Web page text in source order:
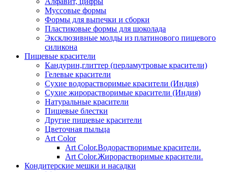
Муссовые формы
Формы для выпечки и сборки
Пластиковые формы для шоколада
Эксклюзивные молды из платинового пищевого
силикона
Пищевые красители
Кандурин,глиттер (перламутровые красители)
Гелевые красители
Сухие водорастворимые красители (Индия)
Сухие жирорастворимые красители (Индия)
Натуральные красители
Пищевые блестки
Другие пищевые красители
Цветочная пыльца
Art Color
Art Color.Водорастворимые красители.
Art Color.Жирорастворимые красители.
Кондитерские мешки и насадки